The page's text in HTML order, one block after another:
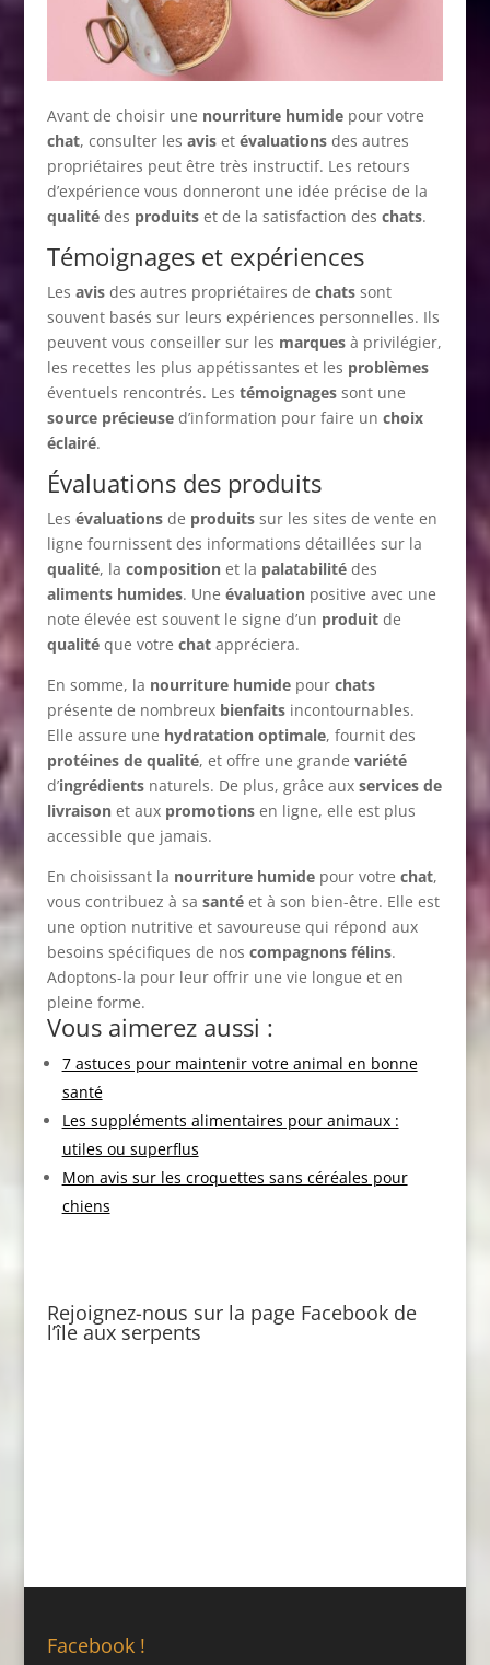
Avant de choisir une nourriture humidepour votre
chat, consulter les aviset évaluationsdes autres
propriétaires peut être très instructif. Les retours
d’expérience vous donneront une idée précise de la
qualitédes produitset de la satisfaction des chats.
Témoignages et expériences
Les avisdes autres propriétaires de chatssont
souvent basés sur leurs expériences personnelles. Ils
peuvent vous conseiller sur les marquesà privilégier,
les recettes les plus appétissantes et les problèmes
éventuels rencontrés. Les témoignagessont une
source précieused’information pour faire un choix
éclairé.
Évaluations des produits
Les évaluationsde produitssur les sites de vente en
ligne fournissent des informations détaillées sur la
qualité, la compositionet la palatabilitédes
aliments humides. Une évaluationpositive avec une
note élevée est souvent le signe d’un produitde
qualitéque votre chatappréciera.
En somme, la nourriture humidepour chats
présente de nombreux bienfaitsincontournables.
Elle assure une hydratation optimale, fournit des
protéines de qualité, et offre une grande variété
d’ingrédientsnaturels. De plus, grâce aux services de
livraisonet aux promotionsen ligne, elle est plus
accessible que jamais.
En choisissant la nourriture humidepour votre chat,
vous contribuez à sa santéet à son bien-être. Elle est
une option nutritive et savoureuse qui répond aux
besoins spécifiques de nos compagnons félins.
Adoptons-la pour leur offrir une vie longue et en
pleine forme.
Vous aimerez aussi :
7 astuces pour maintenir votre animal en bonne
santé
Les suppléments alimentaires pour animaux :
utiles ou superflus
Mon avis sur les croquettes sans céréales pour
chiens
Rejoignez-nous sur la page Facebook de
l’île aux serpents
Facebook !